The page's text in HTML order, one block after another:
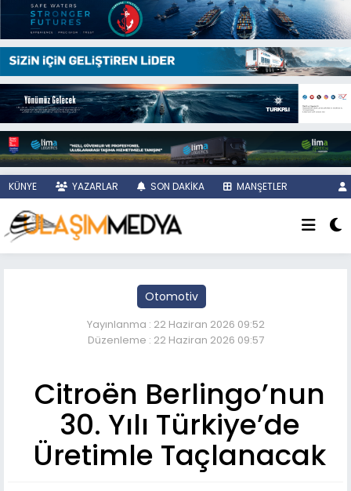
KÜNYE YAZARLAR SON DAKİKA MANŞETLER
Otomotiv
Yayınlanma : 22 Haziran 2026 09:52
Düzenleme : 22 Haziran 2026 09:57
Citroën Berlingo’nun
30. Yılı Türkiye’de
Üretimle Taçlanacak